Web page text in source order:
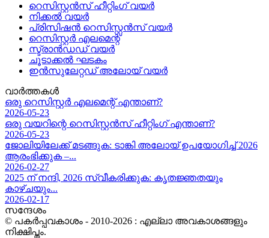
റെസിസ്റ്റൻസ് ഹീറ്റിംഗ് വയർ
നിക്കൽ വയർ
പ്രിസിഷൻ റെസിസ്റ്റൻസ് വയർ
റെസിസ്റ്റർ എലമെന്റ്
സ്ട്രാൻഡഡ് വയർ
ചൂടാക്കൽ ഘടകം
ഇൻസുലേറ്റഡ് അലോയ് വയർ
വാർത്തകൾ
ഒരു റെസിസ്റ്റർ എലമെന്റ് എന്താണ്?
2026-05-23
ഒരു വയറിന്റെ റെസിസ്റ്റൻസ് ഹീറ്റിംഗ് എന്താണ്?
2026-05-23
ജോലിയിലേക്ക് മടങ്ങുക: ടാങ്കി അലോയ് ഉപയോഗിച്ച് 2026
ആരംഭിക്കുക –...
2026-02-27
2025 ന് നന്ദി, 2026 സ്വീകരിക്കുക: കൃതജ്ഞതയും
കാഴ്ചയും...
2026-02-17
സന്ദേശം
© പകർപ്പവകാശം - 2010-2026 : എല്ലാ അവകാശങ്ങളും
നിക്ഷിപ്തം.